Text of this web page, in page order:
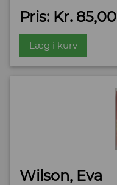
Pris: Kr. 85,00
Læg i kurv
Wilson, Eva